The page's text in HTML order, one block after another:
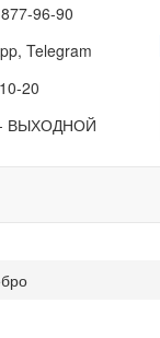
96-90
Telegram
20
ВЫХОДНОЙ